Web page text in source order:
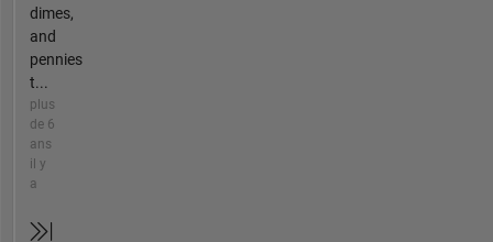
dimes,
and
pennies
t...
plus
de 6
ans
il y
a